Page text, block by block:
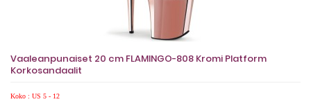
Vaaleanpunaiset 20 cm FLAMINGO-808 Kromi Platform
Korkosandaalit
Koko : US 5 - 12